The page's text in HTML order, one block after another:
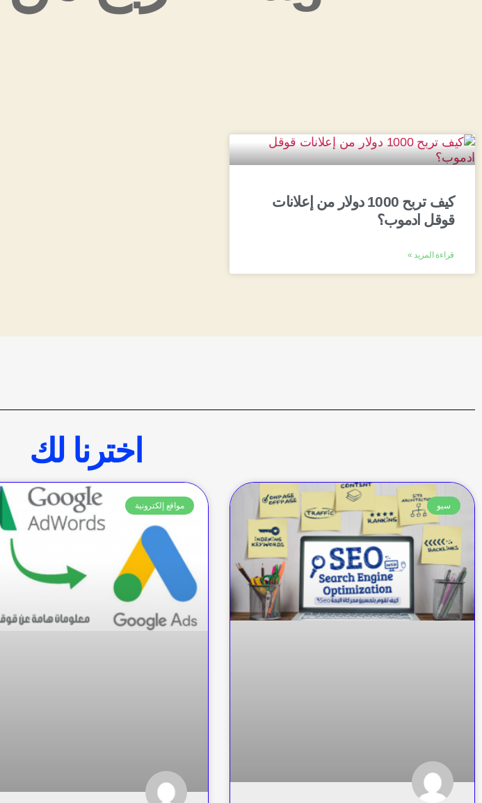
كيف تربح 1000 دولار من إعلانات
قوقل ادموب؟
قراءة المزيد »
اخترنا لك
سيو مواقع إلكترونية